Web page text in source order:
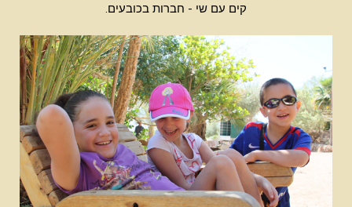
קים עם שי - חברות בכובעים.